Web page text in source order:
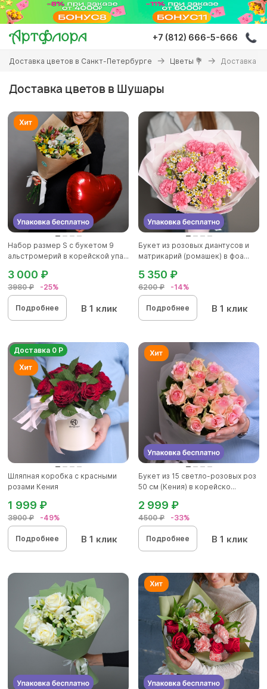
Перейти
основному
содержанию
+7 (812) 666-5-666
Вы
здесь
Доставка цветов в Санкт-Петербурге Цветы 💐 Доставка
Доставка цветов в Шушары
Набор размер S с букетом 9
альстромерий в корейской упа...
3980 ₽ -25%
3 000 ₽
Подробнее В 1 клик
Букет из розовых диантусов и
матрикарий (ромашек) в фоа...
6200 ₽ -14%
5 350 ₽
Подробнее В 1 клик
Доставка 0 Р
Шляпная коробка с красными
розами Кения
3900 ₽ -49%
1 999 ₽
Подробнее В 1 клик
Букет из 15 светло-розовых роз
50 см (Кения) в корейско...
4500 ₽ -33%
2 999 ₽
Подробнее В 1 клик